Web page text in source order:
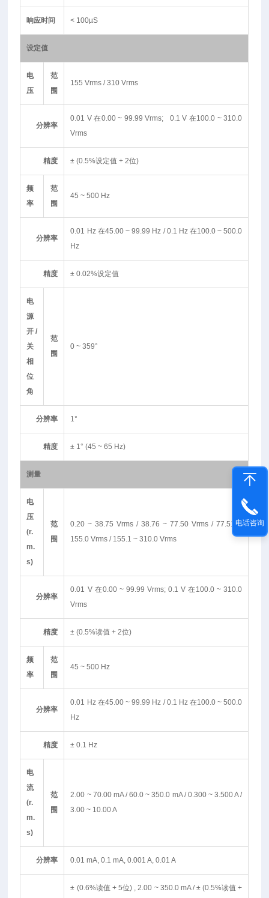
响应时间 < 100µS
设定值
电
压
范
围
155 Vrms / 310 Vrms
分辨率
0.01 V 在0.00 ~ 99.99 Vrms; 0.1 V 在100.0 ~ 310.0
Vrms
精度 ± (0.5%设定值 + 2位)
频
率
范
围
45 ~ 500 Hz
分辨率
0.01 Hz 在45.00 ~ 99.99 Hz / 0.1 Hz 在100.0 ~ 500.0
Hz
精度 ± 0.02%设定值
电
源
开/
关
相
位
角
范
围
0 ~ 359°
分辨率 1°
精度 ± 1° (45 ~ 65 Hz)
测量
电
压
(r.
m.
s)
范
围
0.20 ~ 38.75 Vrms / 38.76 ~ 77.50 Vrms / 77.51 ~
155.0 Vrms / 155.1 ~ 310.0 Vrms
分辨率
0.01 V 在0.00 ~ 99.99 Vrms; 0.1 V 在100.0 ~ 310.0
Vrms
精度 ± (0.5%读值 + 2位)
频
率
范
围
45 ~ 500 Hz
分辨率
0.01 Hz 在45.00 ~ 99.99 Hz / 0.1 Hz 在100.0 ~ 500.0
Hz
精度 ± 0.1 Hz
电
流
(r.
m.
s)
范
围
2.00 ~ 70.00 mA / 60.0 ~ 350.0 mA / 0.300 ~ 3.500 A /
3.00 ~ 10.00 A
分辨率 0.01 mA, 0.1 mA, 0.001 A, 0.01 A
± (0.6%读值 + 5位) , 2.00 ~ 350.0 mA / ± (0.5%读值 +
电话咨询